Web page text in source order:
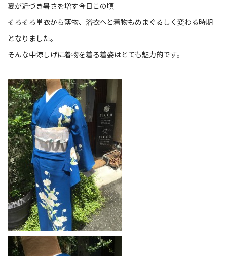
夏が近づき暑さを増す今日この頃
そろそろ単衣から薄物、浴衣へと着物もめまぐるしく変わる時期
となりました。
そんな中涼しげに着物を着る着姿はとても魅力的です。